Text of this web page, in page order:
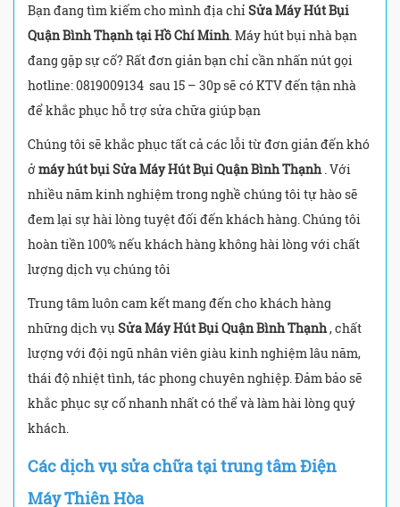
Bạn đang tìm kiếm cho mình địa chỉ Sửa Máy Hút Bụi
Quận Bình Thạnh tại Hồ Chí Minh . Máy hút bụi nhà bạn
đang gặp sự cố? Rất đơn giản bạn chỉ cần nhấn nút gọi
hotline: 0819009134 sau 15 – 30p sẽ có KTV đến tận nhà
để khắc phục hỗ trợ sửa chữa giúp bạn
Chúng tôi sẽ khắc phục tất cả các lỗi từ đơn giản đến khó
ở máy hút bụi Sửa Máy Hút Bụi Quận Bình Thạnh . Với
nhiều năm kinh nghiệm trong nghề chúng tôi tự hào sẽ
đem lại sự hài lòng tuyệt đối đến khách hàng. Chúng tôi
hoàn tiền 100% nếu khách hàng không hài lòng với chất
lượng dịch vụ chúng tôi
Trung tâm luôn cam kết mang đến cho khách hàng
những dịch vụ Sửa Máy Hút Bụi Quận Bình Thạnh, chất
lượng với đội ngũ nhân viên giàu kinh nghiệm lâu năm,
thái độ nhiệt tình, tác phong chuyên nghiệp. Đảm bảo sẽ
khắc phục sự cố nhanh nhất có thể và làm hài lòng quý
khách.
Các dịch vụ sửa chữa tại trung tâm Điện
Máy Thiên Hòa